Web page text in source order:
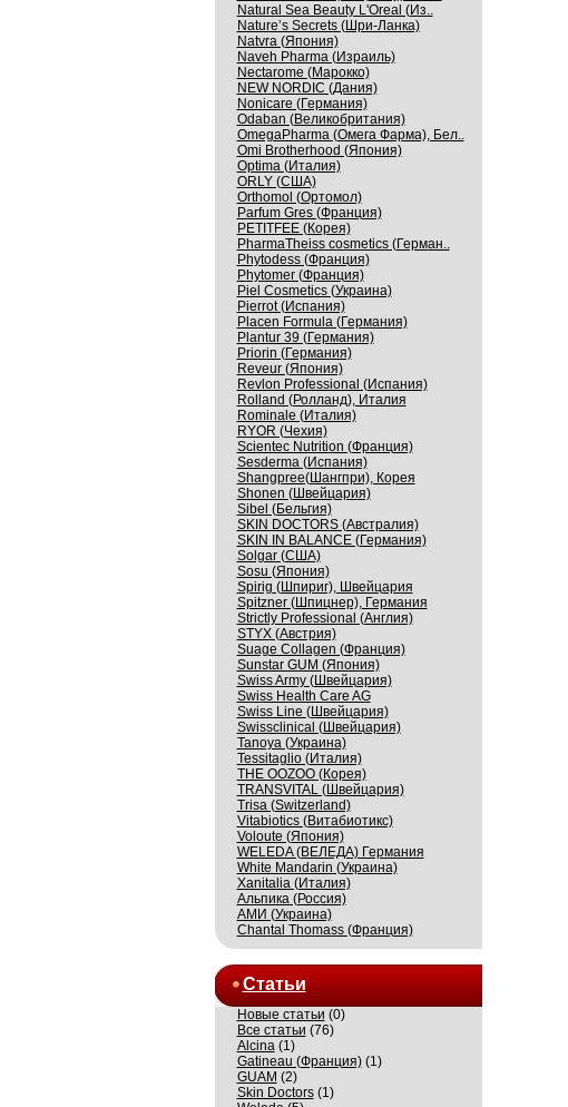
Natural Sea Beauty L'Oreal (Из..
Nature’s Secrets (Шри-Ланка)
Natvra (Япония)
Naveh Pharma (Израиль)
Nectarome (Марокко)
NEW NORDIC (Дания)
Nonicare (Германия)
Odaban (Великобритания)
OmegaPharma (Омега Фарма), Бел..
Omi Brotherhood (Япония)
Optima (Италия)
ORLY (США)
Orthomol (Ортомол)
Parfum Gres (Франция)
PETITFEE (Корея)
PharmaTheiss cosmetics (Герман..
Phytodess (Франция)
Phytomer (Франция)
Piel Cosmetics (Украина)
Pierrot (Испания)
Placen Formula (Германия)
Plantur 39 (Германия)
Priorin (Германия)
Reveur (Япония)
Revlon Professional (Испания)
Rolland (Ролланд), Италия
Rominale (Италия)
RYOR (Чехия)
Scientec Nutrition (Франция)
Sesderma (Испания)
Shangpree(Шангпри), Корея
Shonen (Швейцария)
Sibel (Бельгия)
SKIN DOCTORS (Австралия)
SKIN IN BALANCE (Германия)
Solgar (США)
Sosu (Япония)
Spirig (Шпириг), Швейцария
Spitzner (Шпицнер), Германия
Strictly Professional (Англия)
STYX (Австрия)
Suage Collagen (Франция)
Sunstar GUM (Япония)
Swiss Army (Швейцария)
Swiss Health Care AG
Swiss Line (Швейцария)
Swissсlinical (Швейцария)
Tanoya (Украина)
Tessitaglio (Италия)
THE OOZOO (Корея)
TRANSVITAL (Швейцария)
Trisa (Switzerland)
Vitabiotics (Витабиотикс)
Voloute (Япония)
WELEDA (ВЕЛЕДА) Германия
White Mandarin (Украина)
Xanitalia (Италия)
Альпика (Россия)
АМИ (Украина)
Сhantal Thomass (Франция)
Статьи
Новые статьи (0)
Все статьи (76)
Alcina(1)
Gatineau (Франция)(1)
GUAM (2)
Skin Doctors(1)